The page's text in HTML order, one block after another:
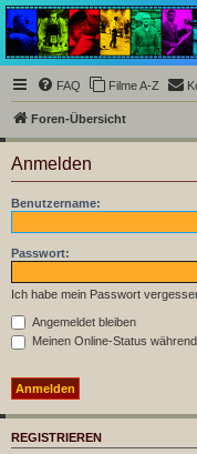
Underground Film
Community
Die Underground Film
für Cineasten und Filmsüchtige
FAQ Filme A-Z
Foren-Übersicht
Anmelden
Benutzername:
Passwort:
Ich habe mein Passwort
Angemeldet bleiben
Meinen Online-Status
REGISTRIEREN